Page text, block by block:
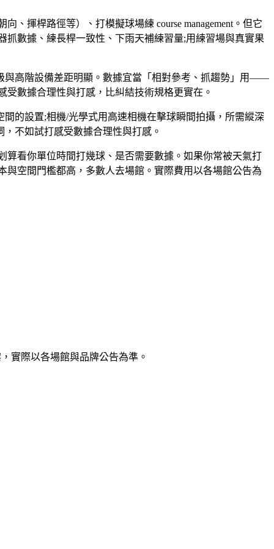
、揮桿路徑等）、打模擬球場練 course management。但它
數據、練長桿一致性、下雨天補練習量;用練習場與真實果
與高階設備差距明顯。數據宜當「相對參考、抓趨勢」用——
數據合理性與打感，比糾結技術規格更實在。
的設置;相機/光學式用高速相機在擊球瞬間拍攝，所需縱深
不如試打感受數據合理性與打感。
看你單位時間打幾球、是否需要數據。如果你常被天氣打
空間門檻都高，多數人去場館。實際費用以各場館公告為
實際以各場館與品牌公告為準。